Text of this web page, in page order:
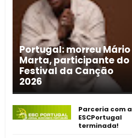
Portugal: morreu Mário
Marta, participante do
Festival da Canção
2026
Parceria com a
ESCPortugal
terminada!